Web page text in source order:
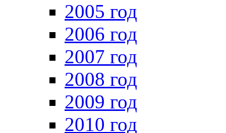
2005 год
2006 год
2007 год
2008 год
2009 год
2010 год